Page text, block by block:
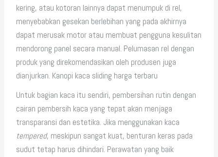
kering, atau kotoran lainnya dapat menumpuk di rel,
menyebabkan gesekan berlebihan yang pada akhirnya
dapat merusak motor atau membuat pengguna kesulitan
mendorong panel secara manual. Pelumasan rel dengan
produk yang direkomendasikan oleh produsen juga
dianjurkan. Kanopi kaca sliding harga terbaru
Untuk bagian kaca itu sendiri, pembersihan rutin dengan
cairan pembersih kaca yang tepat akan menjaga
transparansi dan estetika. Jika menggunakan kaca
tempered, meskipun sangat kuat, benturan keras pada
sudut tetap harus dihindari. Perawatan yang baik